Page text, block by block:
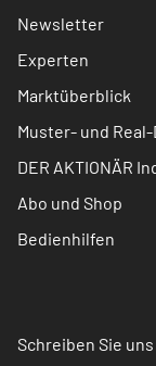
Newsletter
Experten
Marktüberblick
Muster- und
DER AKTIONÄR
Abo und Shop
Bedienhilfen
Schreiben Sie uns